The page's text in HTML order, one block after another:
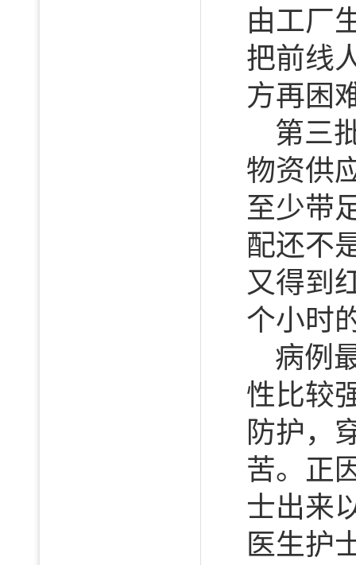
由工厂
把前线
方再困
第三
物资供
至少带
配还不
又得到
个小时
病例
性比较
防护，
苦。正
士出来
医生护